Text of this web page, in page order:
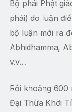
Bộ phái Phật
phái) do luận
bộ luận mới ra
Abhidhamma,
v.v…
Rồi khoảng 600
Đại Thừa Khởi